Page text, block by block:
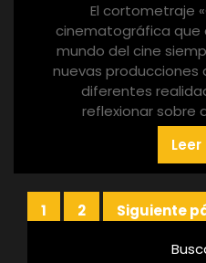
El cortometraje
cinematográfica que
mundo del cine
nuevas producciones
diferentes
reflexionar sobre
Paginación
Página
1 Página
2
Siguiente